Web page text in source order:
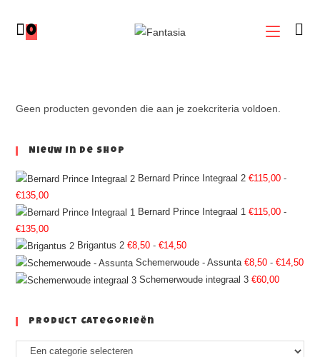
0
Geen producten gevonden die aan je zoekcriteria voldoen.
Nieuw In De Shop
Bernard Prince Integraal 2 €115,00 -
€135,00
Bernard Prince Integraal 1 €115,00 -
€135,00
Brigantus 2 €8,50 - €14,50
Schemerwoude - Assunta €8,50 - €14,50
Schemerwoude integraal 3 €60,00
Product Categorieën